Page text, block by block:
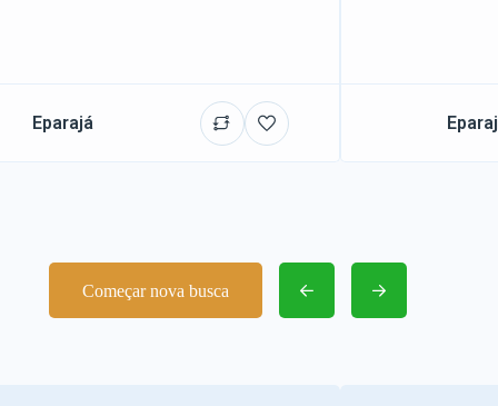
Eparajá
Começar nova busca